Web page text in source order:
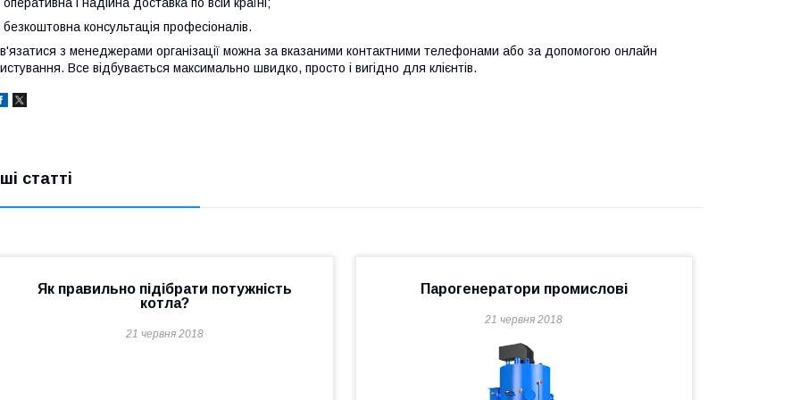
безкоштовна консультація професіоналів.
з менеджерами організації можна за вказаними контактними телефонами або за допомогою онлайн
Все відбувається максимально швидко, просто і вигідно для клієнтів.
статті
Як правильно підібрати потужність
котла?
21 червня 2018
Парогенератори промислові
21 червня 2018